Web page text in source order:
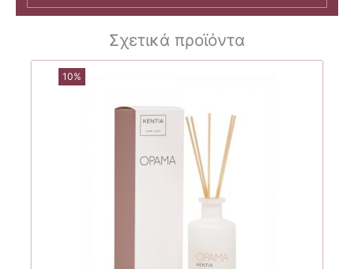
Σχετικά προϊόντα
10%